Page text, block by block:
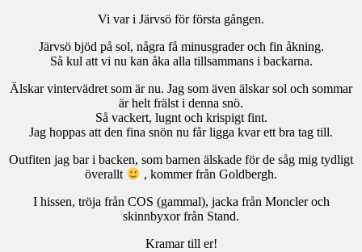
Vi var i Järvsö för första gången.
Järvsö bjöd på sol, några få minusgrader och fin åkning.
Så kul att vi nu kan åka alla tillsammans i backarna.
Älskar vintervädret som är nu. Jag som även älskar sol och sommar
är helt frälst i denna snö.
Så vackert, lugnt och krispigt fint.
Jag hoppas att den fina snön nu får ligga kvar ett bra tag till.
Outfiten jag bar i backen, som barnen älskade för de såg mig tydligt
överallt
, kommer från Goldbergh.
I hissen, tröja från COS (gammal), jacka från Moncler och
skinnbyxor från Stand.
Kramar till er!